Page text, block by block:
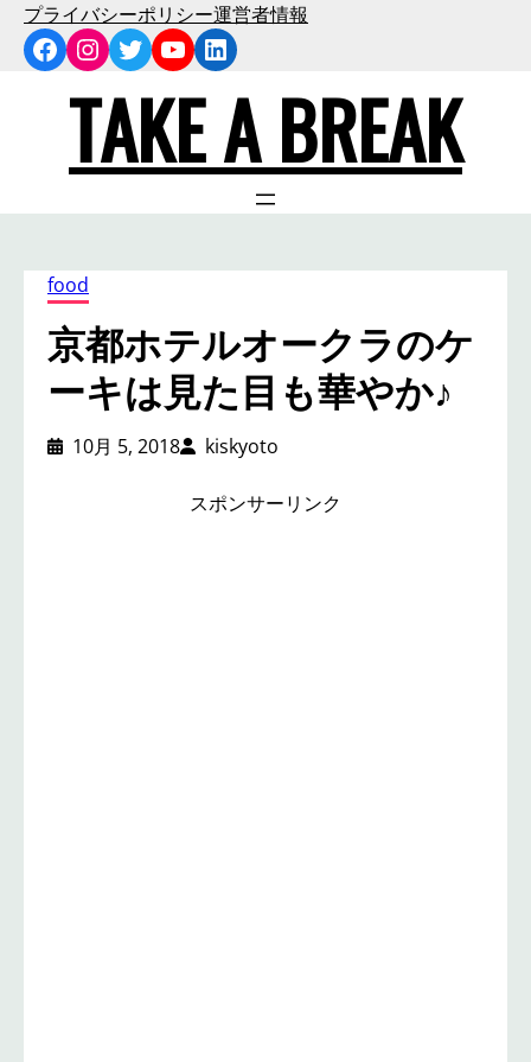
プライバシーポリシー運営者情報
Facebook
Instagram
Twitter
YouTube
LinkedIn
TAKE A BREAK
food
京都ホテルオークラのケ
ーキは見た目も華やか♪
10月 5, 2018 kiskyoto
スポンサーリンク